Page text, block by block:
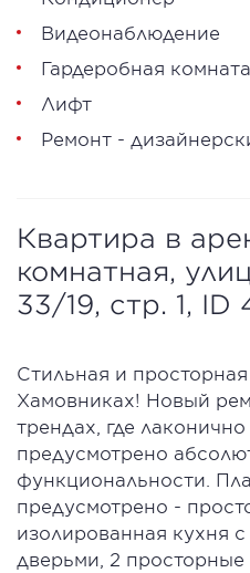
Видеонаблюдение
Гардеробная комната
Лифт
Ремонт -
Квартира в
комнатная,
33/19, стр. 1, ID
Стильная и
Хамовниках! Новый
трендах, где
предусмотрено
функциональности.
предусмотрено -
изолированная кухня
дверьми, 2